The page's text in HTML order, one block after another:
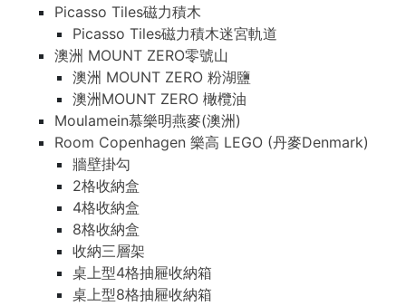
Picasso Tiles磁力積木
Picasso Tiles磁力積木迷宮軌道
澳洲 MOUNT ZERO零號山
澳洲 MOUNT ZERO 粉湖鹽
澳洲MOUNT ZERO 橄欖油
Moulamein慕樂明燕麥(澳洲)
Room Copenhagen 樂高 LEGO (丹麥Denmark)
牆壁掛勾
2格收納盒
4格收納盒
8格收納盒
收納三層架
桌上型4格抽屜收納箱
桌上型8格抽屜收納箱